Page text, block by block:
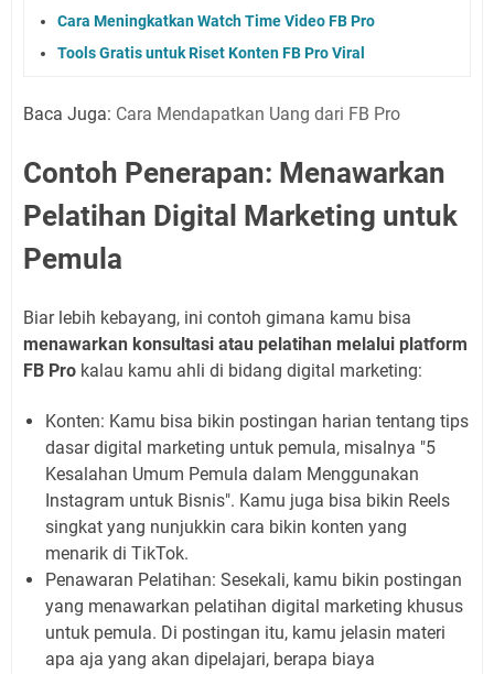
Cara Meningkatkan Watch Time Video FB Pro
Tools Gratis untuk Riset Konten FB Pro Viral
Baca Juga: Cara Mendapatkan Uang dari FB Pro
Contoh Penerapan: Menawarkan
Pelatihan Digital Marketing untuk
Pemula
Biar lebih kebayang, ini contoh gimana kamu bisa
menawarkan konsultasi atau pelatihan melalui platform
FB Pro kalau kamu ahli di bidang digital marketing:
Konten: Kamu bisa bikin postingan harian tentang tips
dasardigital marketing untuk pemula, misalnya "5
Kesalahan Umum Pemula dalam Menggunakan
Instagram untuk Bisnis". Kamu juga bisa bikin Reels
singkat yang nunjukkin cara bikin konten yang
menarik di TikTok.
Penawaran Pelatihan: Sesekali, kamu bikin postingan
yang menawarkan pelatihan digital marketing khusus
untuk pemula. Di postingan itu, kamu jelasin materi
apa aja yang akan dipelajari, berapa biaya